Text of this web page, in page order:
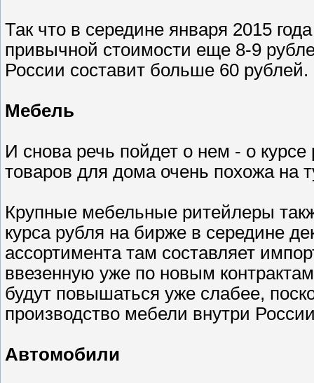
Так что в середине января 2015
привычной стоимости еще 8-9
России составит больше 60 рублей.
Мебель
И снова речь пойдет о нем - о
товаров для дома очень похожа на
Крупные мебельные ритейлеры
курса рубля на бирже в середине
ассортимента там составляет
ввезенную уже по новым
будут повышаться уже слабее,
производство мебели внутри
Автомобили